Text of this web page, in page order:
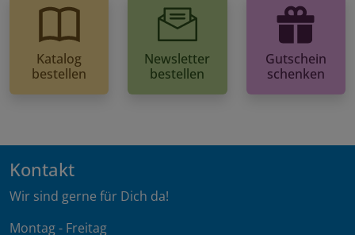
Katalog
bestellen
Newsletter
bestellen
Gutschein
schenken
Kontakt
Wir sind gerne für Dich da!
Montag - Freitag